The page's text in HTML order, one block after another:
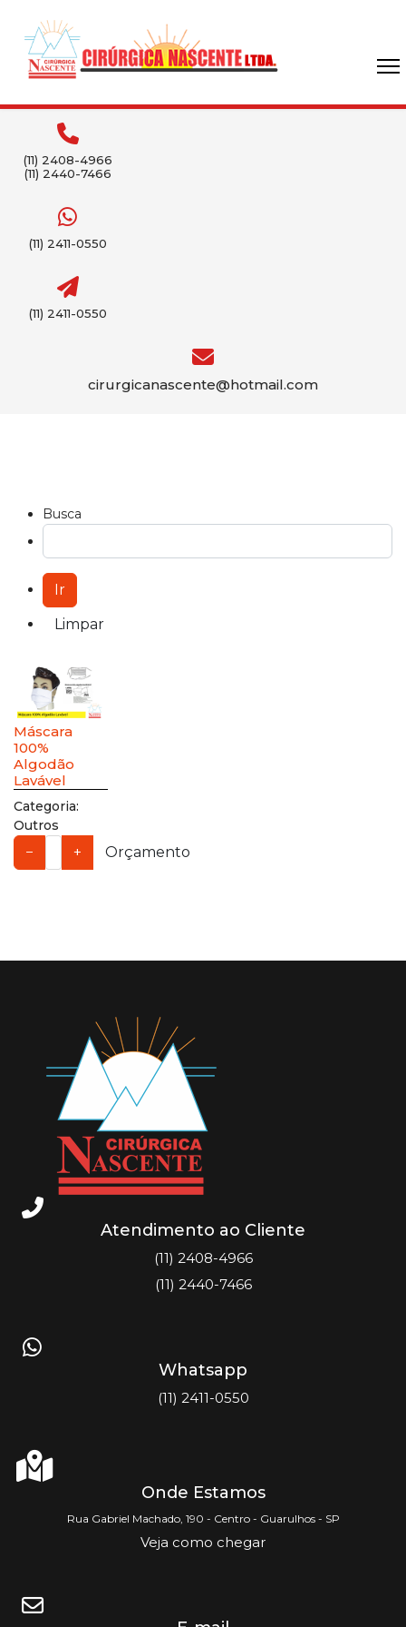
(11) 2408-4966
(11) 2440-7466
(11) 2411-0550
(11) 2411-0550
cirurgicanascente@hotmail.com
Busca
Máscara
100%
Algodão
Lavável
Categoria:
Outros
− +
Atendimento ao Cliente
(11) 2408-4966
(11) 2440-7466
Whatsapp
(11) 2411-0550
Onde Estamos
Rua Gabriel Machado, 190 - Centro - Guarulhos - SP
Veja como chegar